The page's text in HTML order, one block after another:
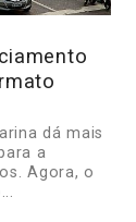
dá mais
a
Agora, o